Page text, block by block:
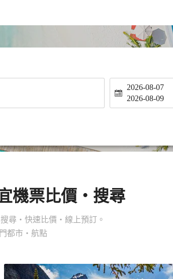
2026-08-07
2026-08-09
機票比價・搜尋
尋・快速比價・線上預訂。
都市・航點